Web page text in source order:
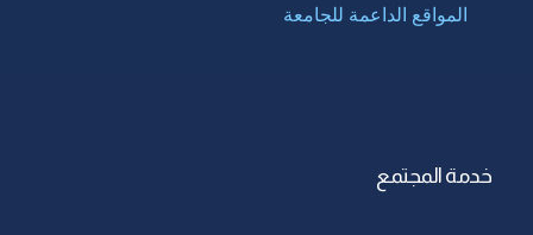
المواقع الداعمة للجامعة
خدمة المجتمع